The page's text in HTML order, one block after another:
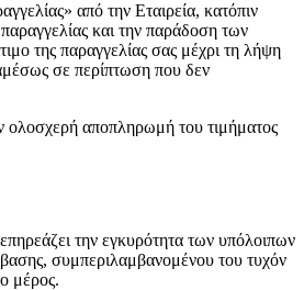
από την Εταιρεία, κατόπιν
και την παράδοση των
της παραγγελίας σας μέχρι τη λήψη
σε περίπτωση που δεν
ολοσχερή αποπληρωμή του τιμήματος
την εγκυρότητα των υπόλοιπων
συμπεριλαμβανομένου του τυχόν
μέρος.